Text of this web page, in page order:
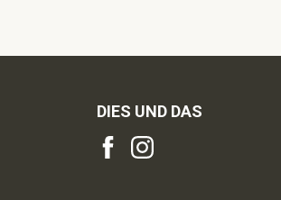
DIES UND DAS